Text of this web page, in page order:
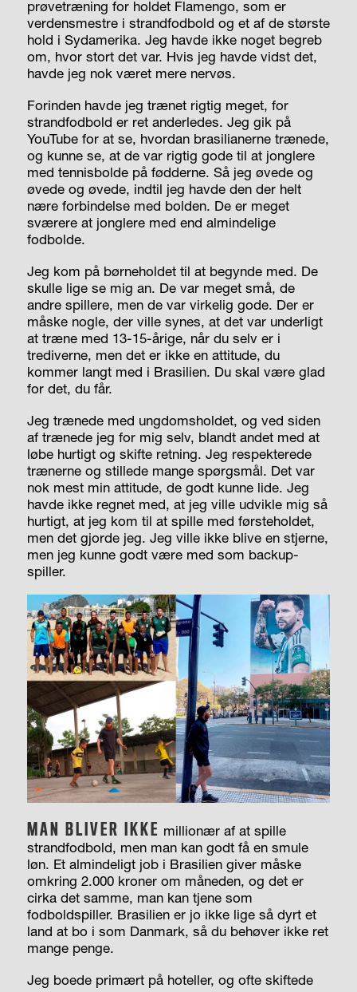
prøvetræning for holdet Flamengo, som er
verdensmestre i strandfodbold og et af de største
hold i Sydamerika. Jeg havde ikke noget begreb
om, hvor stort det var. Hvis jeg havde vidst det,
havde jeg nok været mere nervøs.
Forinden havde jeg trænet rigtig meget, for
strandfodbold er ret anderledes. Jeg gik på
YouTube for at se, hvordan brasilianerne trænede,
og kunne se, at de var rigtig gode til at jonglere
med tennisbolde på fødderne. Så jeg øvede og
øvede og øvede, indtil jeg havde den der helt
nære forbindelse med bolden. De er meget
sværere at jonglere med end almindelige
fodbolde.
Jeg kom på børneholdet til at begynde med. De
skulle lige se mig an. De var meget små, de
andre spillere, men de var virkelig gode. Der er
måske nogle, der ville synes, at det var underligt
at træne med 13-15-årige, når du selv er i
trediverne, men det er ikke en attitude, du
kommer langt med i Brasilien. Du skal være glad
for det, du får.
Jeg trænede med ungdomsholdet, og ved siden
af trænede jeg for mig selv, blandt andet med at
løbe hurtigt og skifte retning. Jeg respekterede
trænerne og stillede mange spørgsmål. Det var
nok mest min attitude, de godt kunne lide. Jeg
havde ikke regnet med, at jeg ville udvikle mig så
hurtigt, at jeg kom til at spille med førsteholdet,
men det gjorde jeg. Jeg ville ikke blive en stjerne,
men jeg kunne godt være med som backup-
spiller.
MAN BLIVER IKKE millionær af at spille
strandfodbold, men man kan godt få en smule
løn. Et almindeligt job i Brasilien giver måske
omkring 2.000 kroner om måneden, og det er
cirka det samme, man kan tjene som
fodboldspiller. Brasilien er jo ikke lige så dyrt et
land at bo i som Danmark, så du behøver ikke ret
mange penge.
Jeg boede primært på hoteller, og ofte skiftede